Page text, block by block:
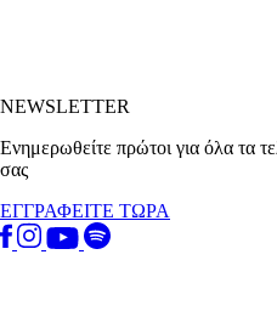
NEWSLETTER
Ενημερωθείτε πρώτοι για όλα τα
σας
ΕΓΓΡΑΦΕΙΤΕ ΤΩΡΑ